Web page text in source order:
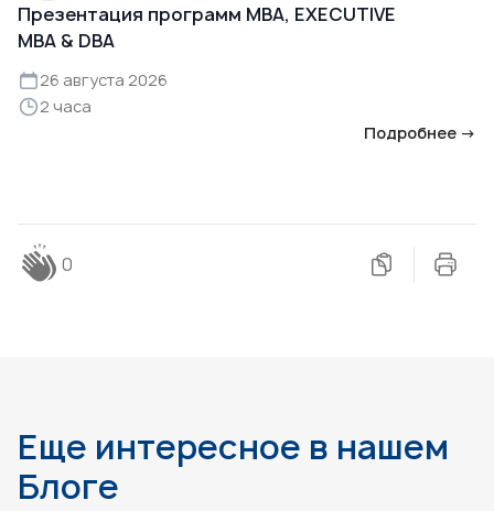
Презентация программ MBA, EXECUTIVE
MBA & DBA
26 августа 2026
2 часа
Подробнее →
0
Еще интересное в нашем
Блоге